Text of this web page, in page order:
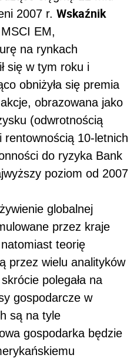
2007 r. Wskaźnik
EM,
na rynkach
się w tym roku i
obniżyła się premia
obrazowana jako
(odwrotnością
10-letnich
do ryzyka Bank
poziom od 2007
globalnej
przez kraje
teorię
przez wielu analityków
polegała na
gospodarcze w
są na tyle
gospodarka będzie